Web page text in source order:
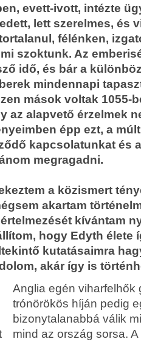
evett-ivott, intézte
lett szerelmes, és
félénken,
szoktunk. Az
idő, és bár a
mindennapi
mások voltak 1055-
az alapvető érzelmek
épp ezt, a
kapcsolatunkat és
megragadni.
a közismert
akartam
kívántam
hogy Edyth élete
kutatásaimra
akár így is
Anglia ​​egén viharfelhők
trónörökös híján pedig
bizonytalanabbá válik
mind az ország sorsa.